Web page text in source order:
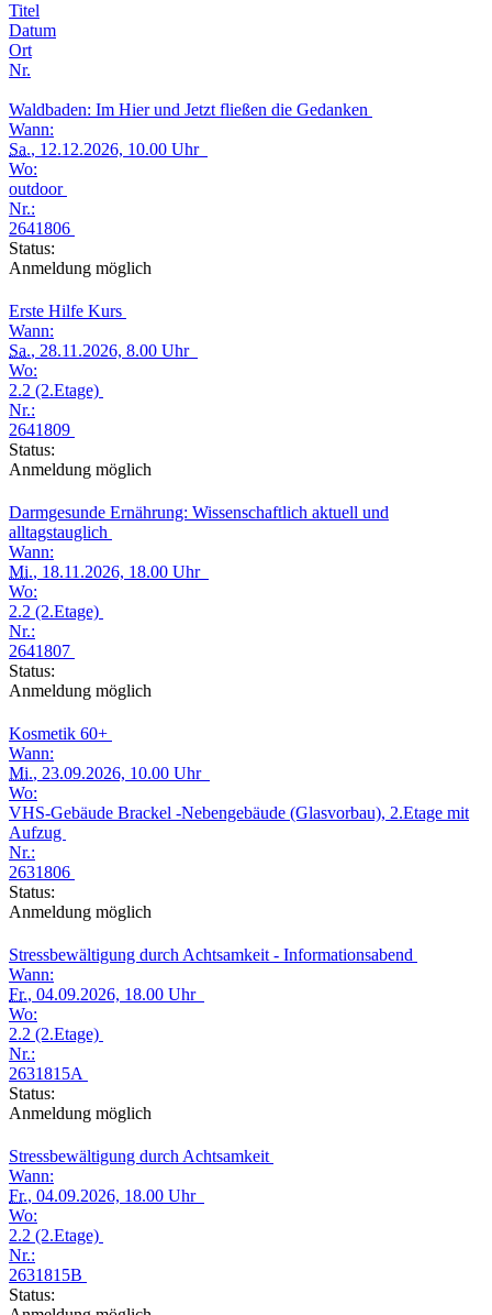
Titel
Datum
Ort
Nr.
Waldbaden: Im Hier und Jetzt fließen die Gedanken
Wann:
Sa., 12.12.2026, 10.00 Uhr
Wo:
outdoor
Nr.:
2641806
Status:
Anmeldung möglich
Erste Hilfe Kurs
Wann:
Sa., 28.11.2026, 8.00 Uhr
Wo:
2.2 (2.Etage)
Nr.:
2641809
Status:
Anmeldung möglich
Darmgesunde Ernährung: Wissenschaftlich aktuell und
alltagstauglich
Wann:
Mi., 18.11.2026, 18.00 Uhr
Wo:
2.2 (2.Etage)
Nr.:
2641807
Status:
Anmeldung möglich
Kosmetik 60+
Wann:
Mi., 23.09.2026, 10.00 Uhr
Wo:
VHS-Gebäude Brackel -Nebengebäude (Glasvorbau), 2.Etage mit
Aufzug
Nr.:
2631806
Status:
Anmeldung möglich
Stressbewältigung durch Achtsamkeit - Informationsabend
Wann:
Fr., 04.09.2026, 18.00 Uhr
Wo:
2.2 (2.Etage)
Nr.:
2631815A
Status:
Anmeldung möglich
Stressbewältigung durch Achtsamkeit
Wann:
Fr., 04.09.2026, 18.00 Uhr
Wo:
2.2 (2.Etage)
Nr.:
2631815B
Status: